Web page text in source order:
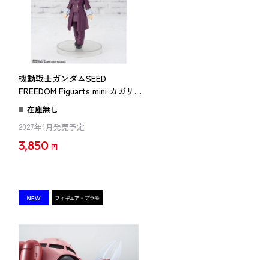
機動戦士ガンダムSEED
FREEDOM Figuarts mini カガリ・
ユラ・アスハ
在庫無し
2027年1月発売予定
3,850 円